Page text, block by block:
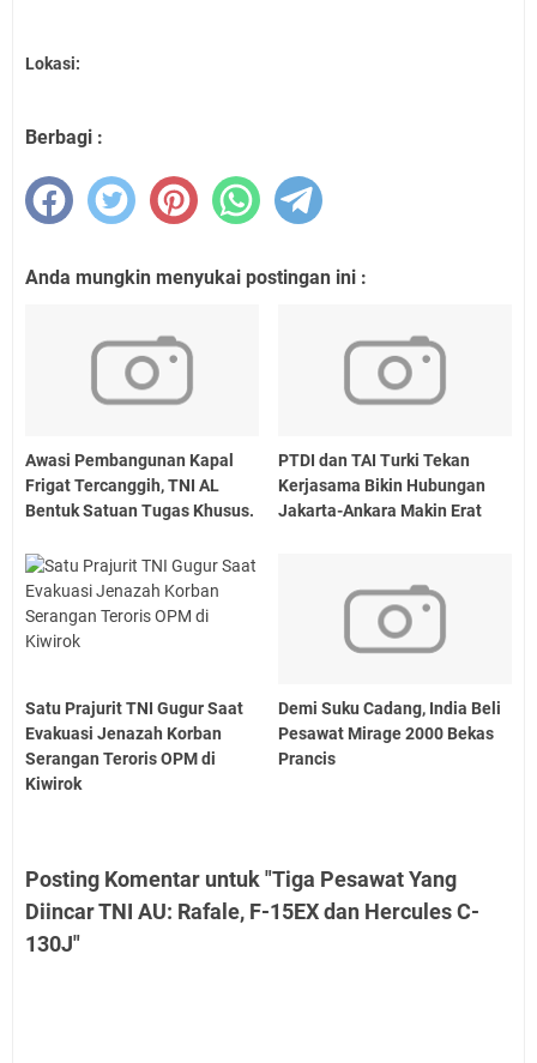
Lokasi:
Berbagi :
Anda mungkin menyukai postingan ini :
Awasi Pembangunan Kapal
Frigat Tercanggih, TNI AL
Bentuk Satuan Tugas Khusus.
PTDI dan TAI Turki Tekan
Kerjasama Bikin Hubungan
Jakarta-Ankara Makin Erat
Satu Prajurit TNI Gugur Saat
Evakuasi Jenazah Korban
Serangan Teroris OPM di
Kiwirok
Demi Suku Cadang, India Beli
Pesawat Mirage 2000 Bekas
Prancis
Posting Komentar untuk "Tiga Pesawat Yang
Diincar TNI AU: Rafale, F-15EX dan Hercules C-
130J"